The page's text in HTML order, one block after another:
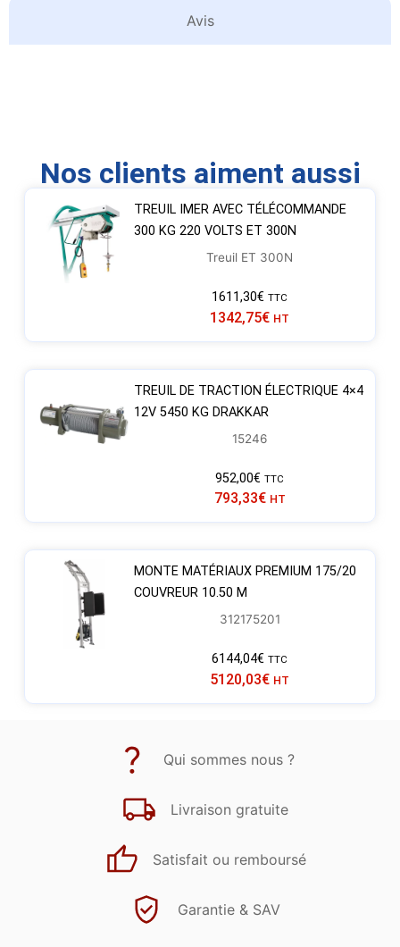
Avis
Nos clients aiment aussi
TREUIL IMER AVEC TÉLÉCOMMANDE
300 KG 220 VOLTS ET 300N
Treuil ET 300N
1611,30€ TTC
1342,75€ HT
TREUIL DE TRACTION ÉLECTRIQUE 4×4
12V 5450 KG DRAKKAR
15246
952,00€ TTC
793,33€ HT
MONTE MATÉRIAUX PREMIUM 175/20
COUVREUR 10.50 M
312175201
6144,04€ TTC
5120,03€ HT
Qui sommes nous ?
Livraison gratuite
Satisfait ou remboursé
Garantie & SAV